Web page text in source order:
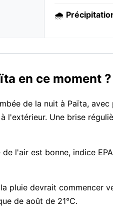
🌧️
en ce moment ?
de la nuit à Païta,
l'extérieur. Une brise
l'air est bonne, indice
pluie devrait commencer
de août de 21°C.